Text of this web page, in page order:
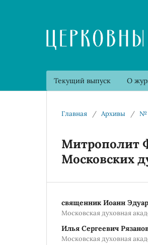
Текущий выпуск О
Главная / Архивы / №
Митрополит
Московских
священник Иоанн
Московская духовная
Илья Сергеевич
Московская духовная